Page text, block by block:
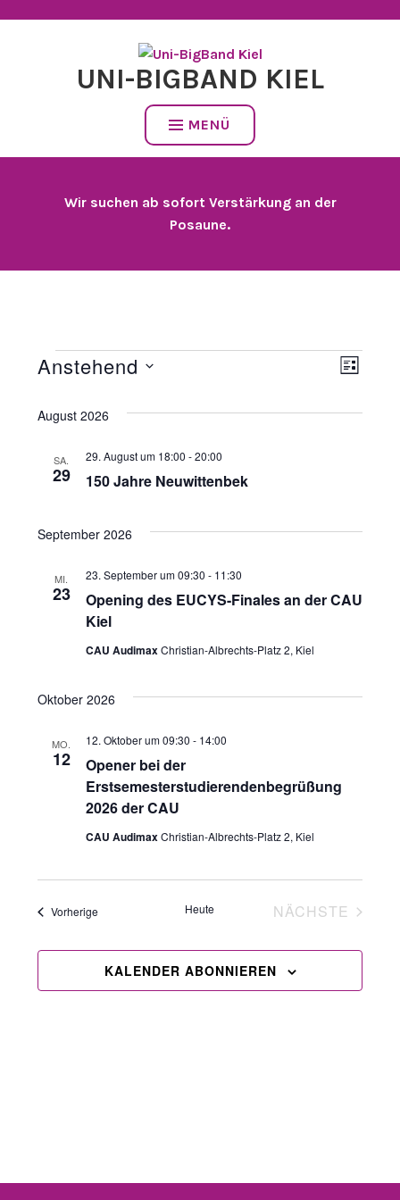
UNI-BIGBAND KIEL
MENÜ
Wir suchen ab sofort Verstärkung an der
Posaune.
VERANSTALTUNGEN LISTE
Anstehend
wählen.
August 2026
SA.
29 150 Jahre Neuwittenbek
29. August um 18:00 -20:00
September 2026
MI.
23
Opening des EUCYS-Finales an der CAU
Kiel
23. September um 09:30 - 11:30
CAU AudimaxChristian-Albrechts-Platz 2, Kiel
Oktober 2026
MO.
12
Opener bei der
Erstsemesterstudierendenbegrüßung
2026 der CAU
12. Oktober um 09:30 - 14:00
CAU AudimaxChristian-Albrechts-Platz 2, Kiel
VorherigeVeranstaltungen Heute
NÄCHSTE
KALENDER ABONNIEREN